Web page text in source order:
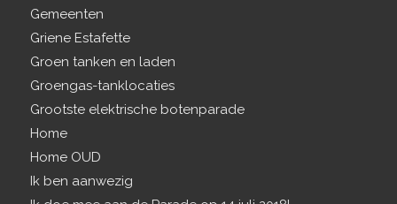
Gemeenten
Griene Estafette
Groen tanken en laden
Groengas-tanklocaties
Grootste elektrische botenparade
Home
Home OUD
Ik ben aanwezig